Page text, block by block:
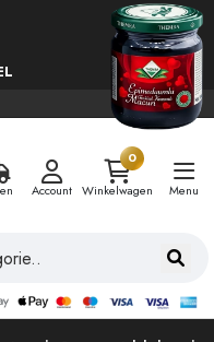
Account
0
Winkelwagen
Menu